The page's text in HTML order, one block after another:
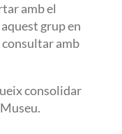
amb el
grup en
amb
consolidar